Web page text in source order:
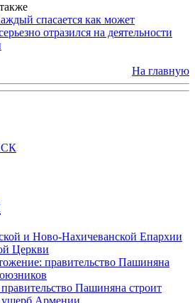
спасается как может
отразился на деятельности
На главную
и Ново-Нахичеванской Епархии
Церкви
правительство Пашиняна
Пашиняна строит